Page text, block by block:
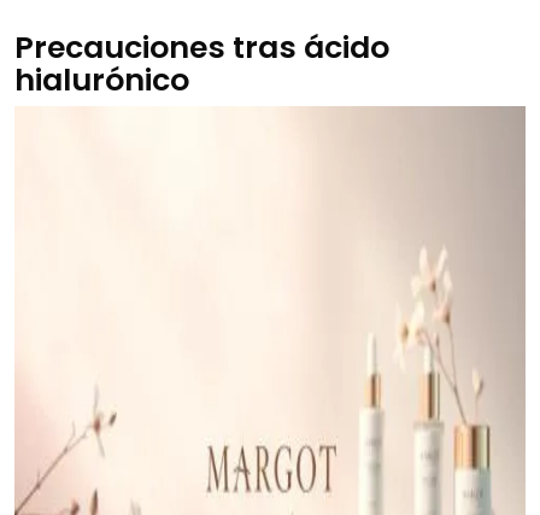
Precauciones tras ácido
hialurónico